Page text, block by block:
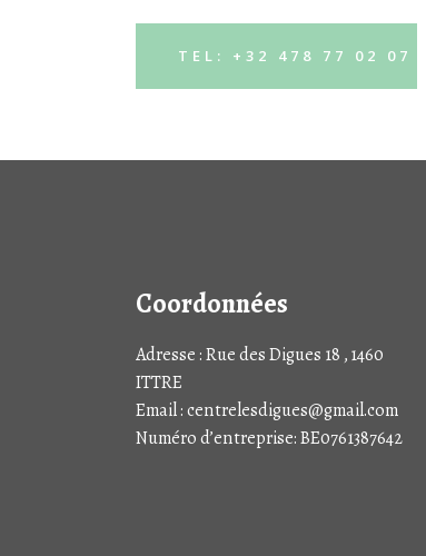
TEL: +32 478 77 02 07
Coordonnées
Adresse : Rue des Digues 18 , 1460
ITTRE
Email : centrelesdigues@gmail.com
Numéro d’entreprise: BE0761387642